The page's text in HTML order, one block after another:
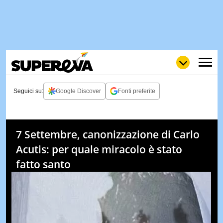
WOW
POP
NEWS
STORIE
& TV
QUIZ
Seguici su: Google Discover Fonti preferite
7 Settembre, canonizzazione di Carlo
Acutis: per quale miracolo è stato
fatto santo